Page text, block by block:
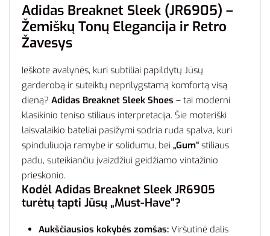
Adidas Breaknet Sleek (JR6905) –
Žemiškų Tonų Elegancija ir Retro
Žavesys
Ieškote avalynės, kuri subtiliai papildytų Jūsų
garderobą ir suteiktų neprilygstamą komfortą visą
dieną? Adidas Breaknet Sleek Shoes – tai moderni
klasikinio teniso stiliaus interpretacija. Šie moteriški
laisvalaikio bateliai pasižymi sodria ruda spalva, kuri
spinduliuoja ramybe ir solidumu, bei „Gum“ stiliaus
padu, suteikiančiu įvaizdžiui geidžiamo vintažinio
prieskonio.
Kodėl Adidas Breaknet Sleek JR6905
turėtų tapti Jūsų „Must-Have“?
Aukščiausios kokybės zomšas: Viršutinė dalis